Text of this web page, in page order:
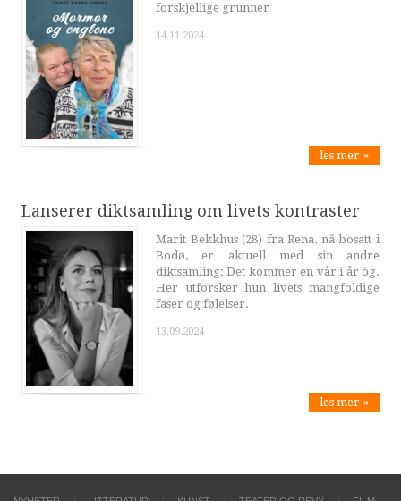
forskjellige grunner
14.11.2024
les mer »
Lanserer diktsamling om livets kontraster
Marit Bekkhus (28) fra Rena, nå bosatt i
Bodø, er aktuell med sin andre
diktsamling: Det kommer en vår i år òg.
Her utforsker hun livets mangfoldige
faser og følelser.
13.09.2024
les mer »